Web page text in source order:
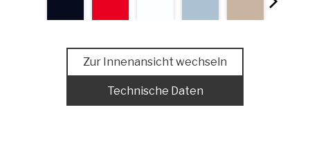
Zur Innenansicht wechseln
Technische Daten